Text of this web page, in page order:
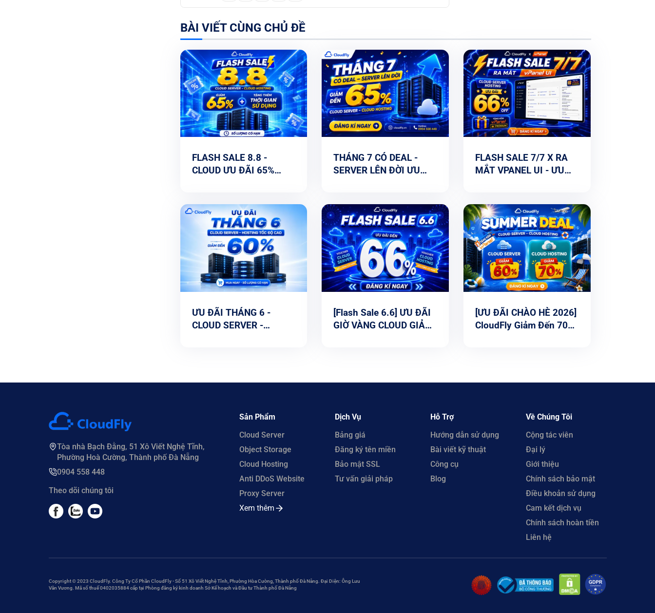
BÀI VIẾT CÙNG CHỦ ĐỀ
FLASH SALE 8.8 -
CLOUD ƯU ĐÃI 65%
THÁNG 7 CÓ DEAL -
SERVER LÊN ĐỜI ƯU
FLASH SALE 7/7 X RA
MẮT VPANEL UI - ƯU
ƯU ĐÃI THÁNG 6 -
CLOUD SERVER -
[Flash Sale 6.6] ƯU ĐÃI
GIỜ VÀNG CLOUD GIẢM
[ƯU ĐÃI CHÀO HÈ 2026]
CloudFly Giảm Đến 70%
Tòa nhà Bạch Đằng, 51 Xô Viết Nghệ Tĩnh,
Phường Hoà Cường, Thành phố Đà Nẵng
0904 558 448
Theo dõi chúng tôi
Sản Phẩm
Cloud Server
Object Storage
Cloud Hosting
Anti DDoS Website
Proxy Server
Xem thêm
Dịch Vụ
Bảng giá
Đăng ký tên miền
Bảo mật SSL
Tư vấn giải pháp
Hỗ Trợ
Hướng dẫn sử dụng
Bài viết kỹ thuật
Công cụ
Blog
Về Chúng Tôi
Cộng tác viên
Đại lý
Giới thiệu
Chính sách bảo mật
Điều khoản sử dụng
Cam kết dịch vụ
Chính sách hoàn tiền
Liên hệ
Copyright © 2023 CloudFly. Công Ty Cổ Phần CloudFly - Số 51 Xô Viết Nghệ Tĩnh, Phường Hòa Cường, Thành phố Đà Nẵng. Đại Diện: Ông Lưu
Văn Vương. Mã số thuế 0402035884 cấp tại Phòng đăng ký kinh doanh Sở Kế hoạch và Đầu tư Thành phố Đà Nẵng